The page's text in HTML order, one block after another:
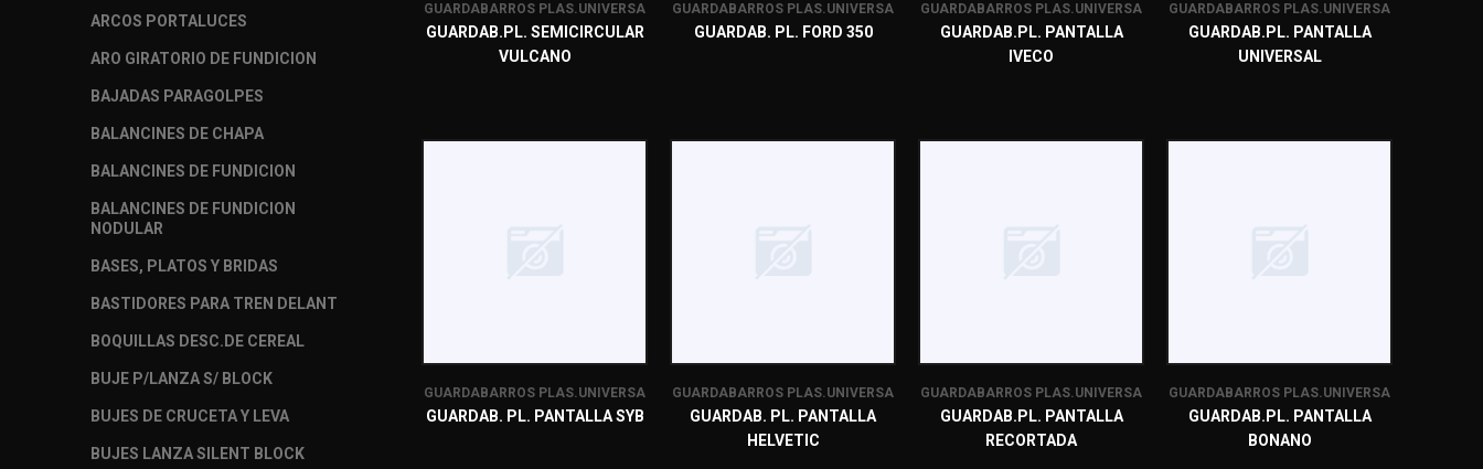
ARCOS PORTALUCES
ARO GIRATORIO DE FUNDICION
BAJADAS PARAGOLPES
BALANCINES DE CHAPA
BALANCINES DE FUNDICION
BALANCINES DE FUNDICION
NODULAR
BASES, PLATOS Y BRIDAS
BASTIDORES PARA TREN DELANT
BOQUILLAS DESC.DE CEREAL
BUJE P/LANZA S/ BLOCK
BUJES DE CRUCETA Y LEVA
BUJES LANZA SILENT BLOCK
GUARDABARROS PLAS.UNIVERSA
GUARDAB.PL. SEMICIRCULAR
VULCANO
GUARDABARROS PLAS.UNIVERSA
GUARDAB. PL. FORD 350
GUARDABARROS PLAS.UNIVERSA
GUARDAB.PL. PANTALLA
IVECO
GUARDABARROS PLAS.UNIVERSA
GUARDAB.PL. PANTALLA
UNIVERSAL
GUARDABARROS PLAS.UNIVERSA
GUARDAB. PL. PANTALLA SYB
GUARDABARROS PLAS.UNIVERSA
GUARDAB. PL. PANTALLA
HELVETIC
GUARDABARROS PLAS.UNIVERSA
GUARDAB.PL. PANTALLA
RECORTADA
GUARDABARROS PLAS.UNIVERSA
GUARDAB.PL. PANTALLA
BONANO